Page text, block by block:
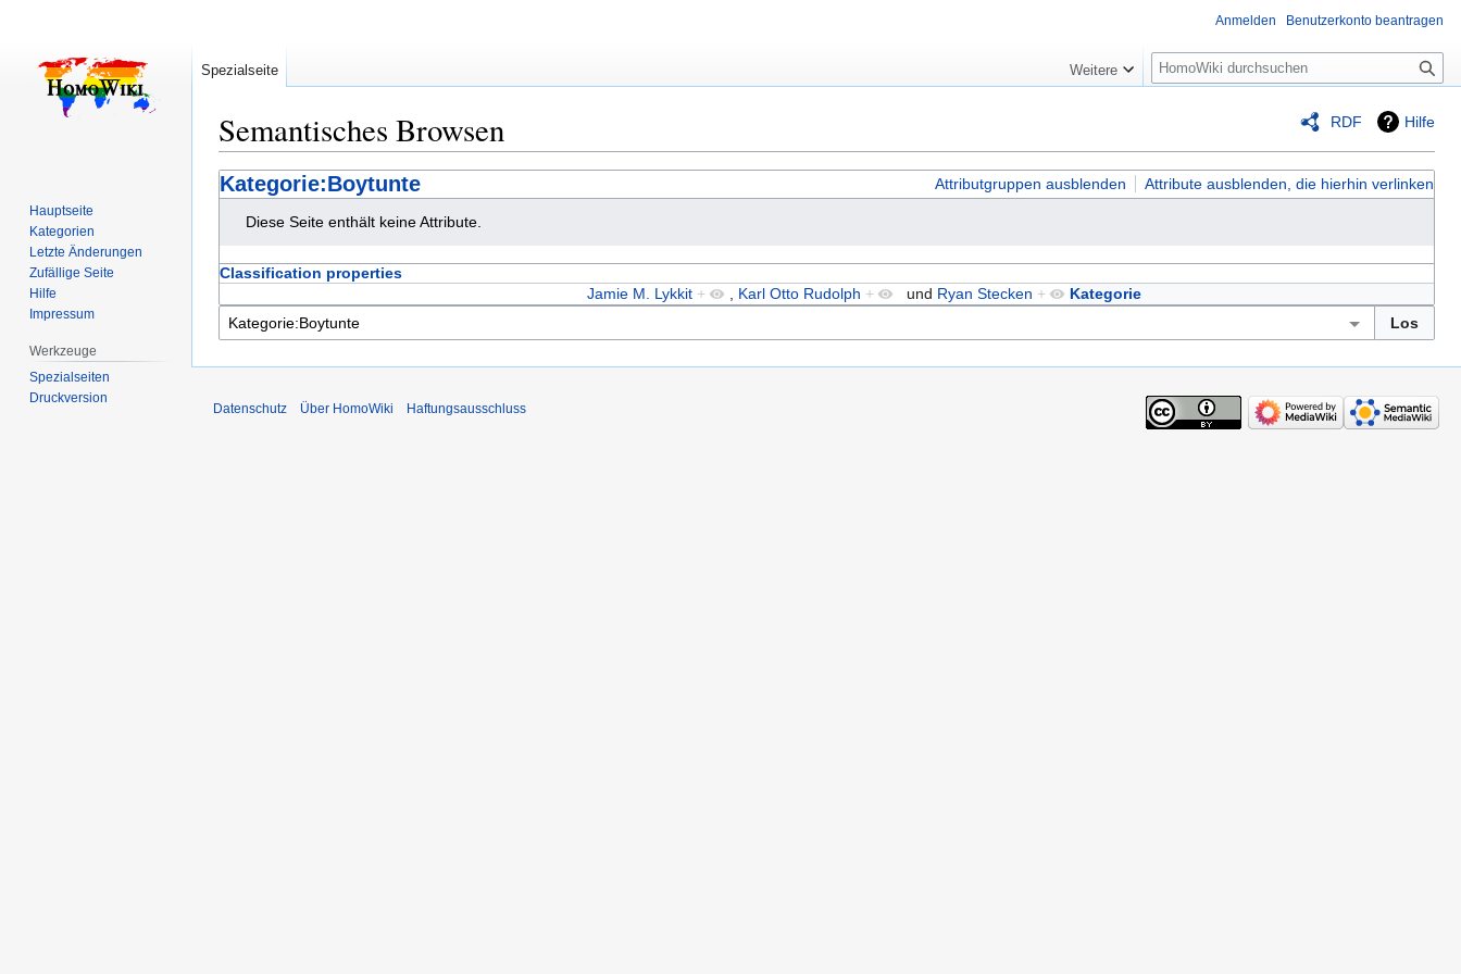
RDF Hilfe
Semantisches Browsen
Zur
Navigation
springen
Zur
Suche
springen
Kategorie:Boytunte Attributgruppen ausblenden Attribute ausblenden, die hierhin verlinken
Diese Seite enthält keine Attribute.
Classification properties
Kategorie
Jamie M. Lykkit + , Karl Otto Rudolph + und Ryan Stecken +
Anmelden Benutzerkonto beantragen
Spezialseite Weitere
Suche
Hauptseite
Kategorien
Letzte Änderungen
Zufällige Seite
Hilfe
Impressum
Werkzeuge
Spezialseiten
Druckversion
Datenschutz Über HomoWiki Haftungsausschluss